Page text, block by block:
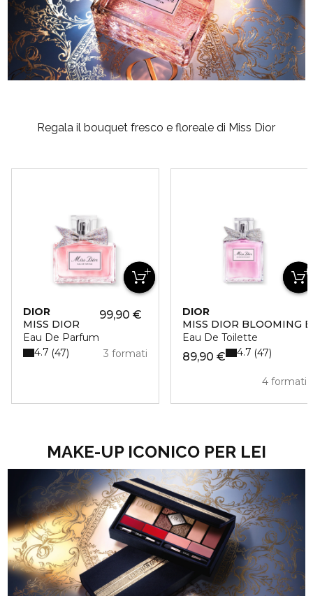
Regala il bouquet fresco e floreale di Miss Dior
DIOR
MISS DIOR
Eau De Parfum
99,90 €
3 formati
4.7 47
DIOR
MISS DIOR BLOOMING
Eau De Toilette
89,90 €
4 formati
4.7 47
MAKE-UP ICONICO PER LEI